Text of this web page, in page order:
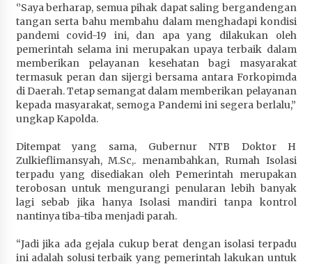
‘’Saya berharap, semua pihak dapat saling bergandengan
tangan serta bahu membahu dalam menghadapi kondisi
pandemi covid-19 ini, dan apa yang dilakukan oleh
pemerintah selama ini merupakan upaya terbaik dalam
memberikan pelayanan kesehatan bagi masyarakat
termasuk peran dan sijergi bersama antara Forkopimda
di Daerah. Tetap semangat dalam memberikan pelayanan
kepada masyarakat, semoga Pandemi ini segera berlalu,”
ungkap Kapolda.
Ditempat yang sama, Gubernur NTB Doktor H
Zulkieflimansyah, M.Sc,. menambahkan, Rumah Isolasi
terpadu yang disediakan oleh Pemerintah merupakan
terobosan untuk mengurangi penularan lebih banyak
lagi sebab jika hanya Isolasi mandiri tanpa kontrol
nantinya tiba-tiba menjadi parah.
“Jadi jika ada gejala cukup berat dengan isolasi terpadu
ini adalah solusi terbaik yang pemerintah lakukan untuk